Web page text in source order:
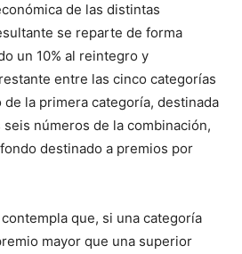
de las distintas
se reparte de forma
un 10% al reintegro y
entre las cinco categorías
de la primera categoría, destinada
números de la combinación,
destinado a premios por
que, si una categoría
mayor que una superior